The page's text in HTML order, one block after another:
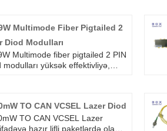
Multimode Fiber Pigtailed 2
Diod Modulları
Multimode fiber pigtailed 2 PIN
modulları yüksək effektivliyə,
kiçik nüvə diametrli çıxış
ilə əldə edilir. Yoxlama və
prosedurları hər bir modulun
TO CAN VCSEL Lazer Diod
TO CAN VCSEL Lazer
hazır lifli paketlərdə olan